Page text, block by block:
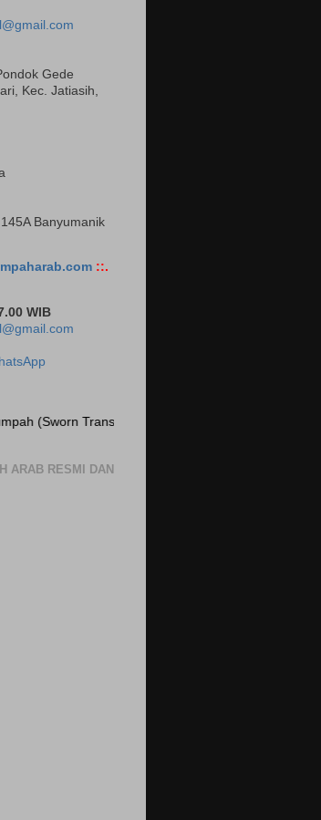
Gede
Kec. Jatiasih,
Banyumanik
::.
WIB
Translator) Indonesia Arab, Indonesia Inggris,
ARAB RESMI DAN